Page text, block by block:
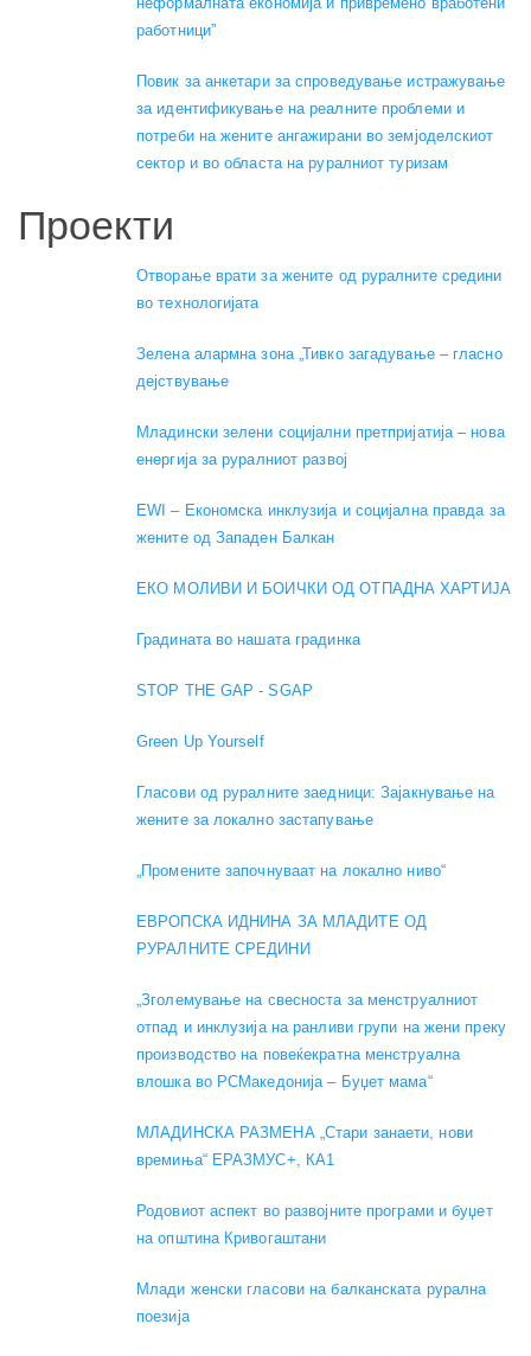
работници”
Повик за анкетари за спроведување истражување
за идентификување на реалните проблеми и
потреби на жените ангажирани во земјоделскиот
сектор и во областа на руралниот туризам
Проекти
Отворање врати за жените од руралните средини
во технологијата
Зелена алармна зона „Тивко загадување – гласно
дејствување
Младински зелени социјални претпријатија – нова
енергија за руралниот развој
EWI – Економска инклузија и социјална правда за
жените од Западен Балкан
ЕКО МОЛИВИ И БОИЧКИ ОД ОТПАДНА ХАРТИЈА
Градината во нашата градинка
STOP THE GAP - SGAP
Green Up Yourself
Гласови од руралните заедници: Зајакнување на
жените за локално застапување
„Промените започнуваат на локално ниво“
ЕВРОПСКА ИДНИНА ЗА МЛАДИТЕ ОД
РУРАЛНИТЕ СРЕДИНИ
„Зголемување на свесноста за менструалниот
отпад и инклузија на ранливи групи на жени преку
производство на повеќекратна менструална
влошка во РСМакедонија – Буџет мама“
МЛАДИНСКА РАЗМЕНА „Стари занаети, нови
времиња“ ЕРАЗМУС+, КА1
Родовиот аспект во развојните програми и буџет
на општина Кривогаштани
Mлади женски гласови на балканската рурална
поезија